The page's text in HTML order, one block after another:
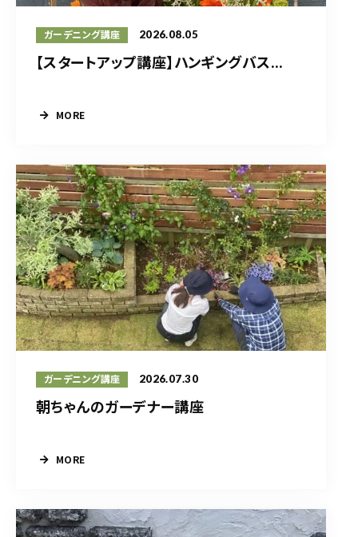
ガーデニング講座 2026.08.05
【スタートアップ講座】ハンギングバス...
MORE
ガーデニング講座 2026.07.30
朝ちゃんのガーデナー講座
MORE